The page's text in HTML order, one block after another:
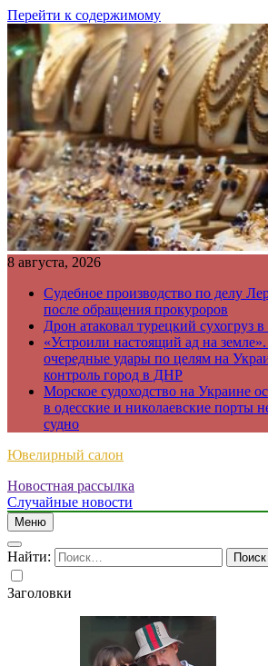
Перейти к содержимому
8 августа, 2026
Судебное производство по делу
после обращения прокуроров
Дрон атаковал турецкий сухогруз
«Устроили настоящий ад на
очередные удары по целям на
контроль город в ДНР
Морское судоходство на Украине
в одесские и николаевские порты
судно
Ювелирный салон
Новостная рассылка
Случайные новости
Меню
Найти:
Заголовки